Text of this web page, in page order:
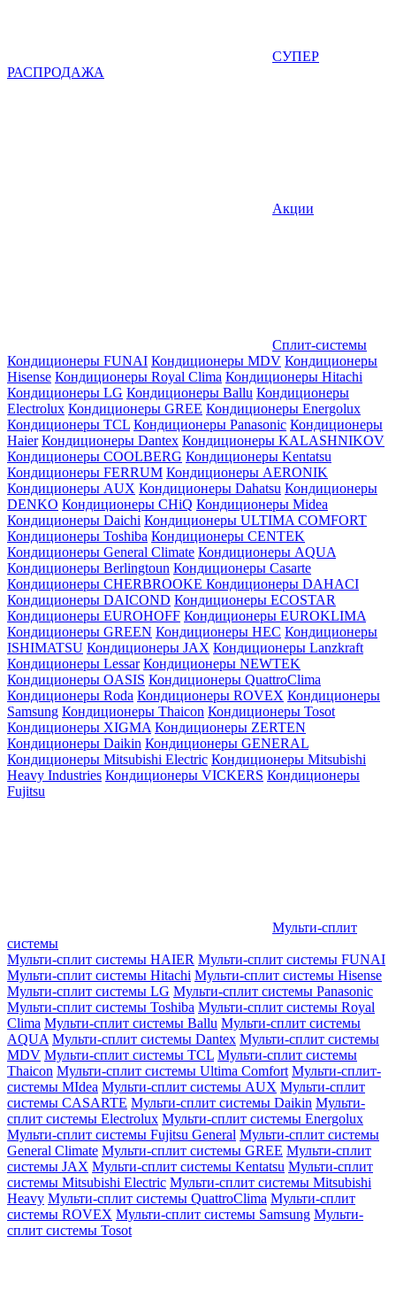
СУПЕР
РАСПРОДАЖА
Акции
Сплит-системы
Кондиционеры FUNAI Кондиционеры MDV Кондиционеры
Hisense Кондиционеры Royal Clima Кондиционеры Hitachi
Кондиционеры LG Кондиционеры Ballu Кондиционеры
Electrolux Кондиционеры GREE Кондиционеры Energolux
Кондиционеры TCL Кондиционеры Panasonic Кондиционеры
Haier Кондиционеры Dantex Кондиционеры KALASHNIKOV
Кондиционеры СOOLBERG Кондиционеры Kentatsu
Кондиционеры FERRUM Кондиционеры AERONIK
Кондиционеры AUX Кондиционеры Dahatsu Кондиционеры
DENKO Кондиционеры CHiQ Кондиционеры Midea
Кондиционеры Daichi Кондиционеры ULTIMA COMFORT
Кондиционеры Toshiba Кондиционеры CENTEK
Кондиционеры General Climate Кондиционеры AQUA
Кондиционеры Berlingtoun Кондиционеры Casarte
Кондиционеры CHERBROOKE Кондиционеры DAHACI
Кондиционеры DAICOND Кондиционеры ECOSTAR
Кондиционеры EUROHOFF Кондиционеры EUROKLIMA
Кондиционеры GREEN Кондиционеры HEC Кондиционеры
ISHIMATSU Кондиционеры JAX Кондиционеры Lanzkraft
Кондиционеры Lessar Кондиционеры NEWTEK
Кондиционеры OASIS Кондиционеры QuattroClima
Кондиционеры Roda Кондиционеры ROVEX Кондиционеры
Samsung Кондиционеры Thaicon Кондиционеры Tosot
Кондиционеры XIGMA Кондиционеры ZERTEN
Кондиционеры Daikin Кондиционеры GENERAL
Кондиционеры Mitsubishi Electric Кондиционеры Mitsubishi
Heavy Industries Кондиционеры VICKERS Кондиционеры
Fujitsu
Мульти-сплит
системы
Мульти-сплит системы HAIER Мульти-сплит системы FUNAI
Мульти-сплит системы Hitachi Мульти-сплит системы Hisense
Мульти-сплит системы LG Мульти-сплит системы Panasonic
Мульти-сплит системы Toshiba Мульти-сплит системы Royal
Clima Мульти-сплит системы Ballu Мульти-сплит системы
AQUA Мульти-сплит системы Dantex Мульти-сплит системы
MDV Мульти-сплит системы TCL Мульти-сплит системы
Thaicon Мульти-сплит системы Ultima Comfort Мульти-сплит-
системы MIdea Мульти-сплит системы AUX Мульти-сплит
системы CASARTE Мульти-сплит системы Daikin Мульти-
сплит системы Electrolux Мульти-сплит системы Energolux
Мульти-сплит системы Fujitsu General Мульти-сплит системы
General Climate Мульти-сплит системы GREE Мульти-сплит
системы JAX Мульти-сплит системы Kentatsu Мульти-сплит
системы Mitsubishi Electric Мульти-сплит системы Mitsubishi
Heavy Мульти-сплит системы QuattroClima Мульти-сплит
системы ROVEX Мульти-сплит системы Samsung Мульти-
сплит системы Tosot